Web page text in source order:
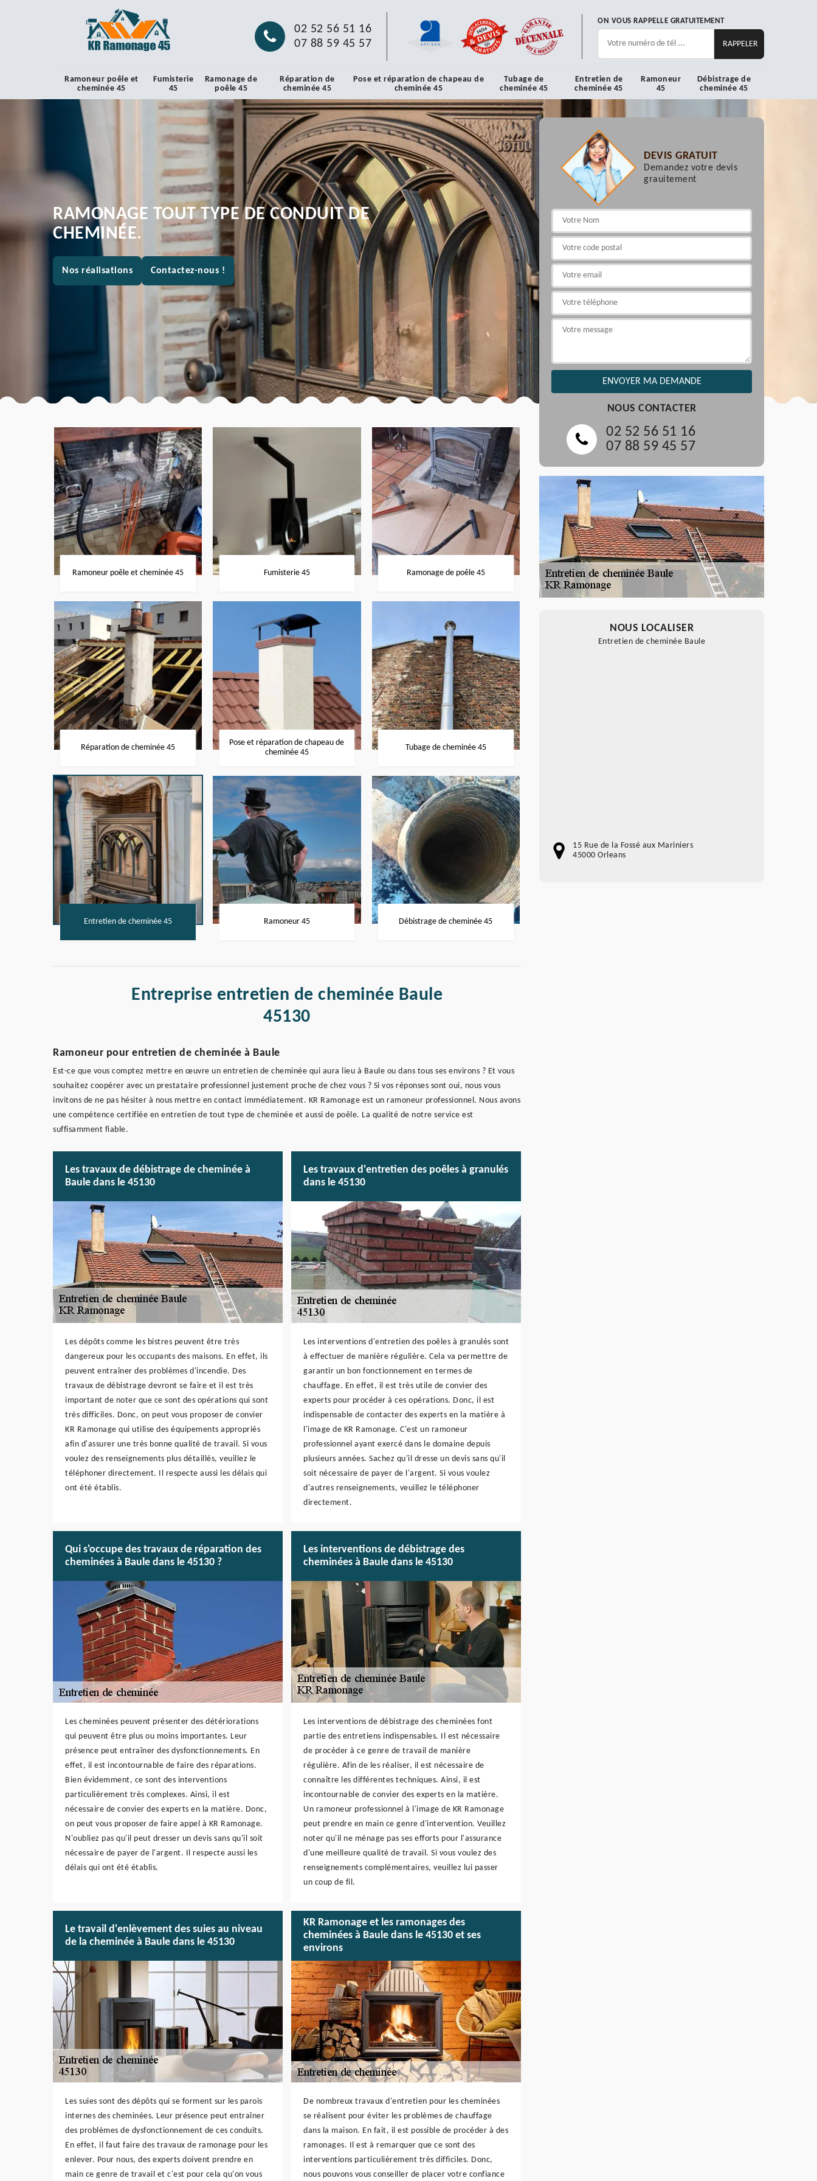
02 52 56 51 16
07 88 59 45 57
ON VOUS RAPPELLE GRATUITEMENT
Ramoneur poêle et
cheminée 45
Fumisterie
45
Ramonage de
poêle 45
Réparation de
cheminée 45
Pose et réparation de chapeau de
cheminée 45
Tubage de
cheminée 45
Entretien de
cheminée 45
Ramoneur
45
Débistrage de
cheminée 45
RAMONAGE TOUT TYPE DE CONDUIT DE
CHEMINÉE.
Nos réalisations Contactez-nous !
Ramoneur poêle et cheminée 45 Fumisterie 45 Ramonage de poêle 45
Réparation de cheminée 45
Pose et réparation de chapeau de
cheminée 45
Tubage de cheminée 45
Entretien de cheminée 45 Ramoneur 45 Débistrage de cheminée 45
Entreprise entretien de cheminée Baule
45130
Ramoneur pour entretien de cheminée à Baule
Est-ce que vous comptez mettre en œuvre un entretien de cheminée qui aura lieu à Baule ou dans tous ses environs ? Et vous
souhaitez coopérer avec un prestataire professionnel justement proche de chez vous ? Si vos réponses sont oui, nous vous
invitons de ne pas hésiter à nous mettre en contact immédiatement. KR Ramonage est un ramoneur professionnel. Nous avons
une compétence certifiée en entretien de tout type de cheminée et aussi de poêle. La qualité de notre service est
suffisamment fiable.
Les travaux de débistrage de cheminée à
Baule dans le 45130
Les dépôts comme les bistres peuvent être très
dangereux pour les occupants des maisons. En effet, ils
peuvent entraîner des problèmes d'incendie. Des
travaux de débistrage devront se faire et il est très
important de noter que ce sont des opérations qui sont
très difficiles. Donc, on peut vous proposer de convier
KR Ramonage qui utilise des équipements appropriés
afin d'assurer une très bonne qualité de travail. Si vous
voulez des renseignements plus détaillés, veuillez le
téléphoner directement. Il respecte aussi les délais qui
ont été établis.
Les travaux d'entretien des poêles à granulés
dans le 45130
Les interventions d'entretien des poêles à granulés sont
à effectuer de manière régulière. Cela va permettre de
garantir un bon fonctionnement en termes de
chauffage. En effet, il est très utile de convier des
experts pour procéder à ces opérations. Donc, il est
indispensable de contacter des experts en la matière à
l'image de KR Ramonage. C'est un ramoneur
professionnel ayant exercé dans le domaine depuis
plusieurs années. Sachez qu'il dresse un devis sans qu'il
soit nécessaire de payer de l'argent. Si vous voulez
d'autres renseignements, veuillez le téléphoner
directement.
Qui s'occupe des travaux de réparation des
cheminées à Baule dans le 45130 ?
Les cheminées peuvent présenter des détériorations
qui peuvent être plus ou moins importantes. Leur
présence peut entraîner des dysfonctionnements. En
effet, il est incontournable de faire des réparations.
Bien évidemment, ce sont des interventions
particulièrement très complexes. Ainsi, il est
nécessaire de convier des experts en la matière. Donc,
on peut vous proposer de faire appel à KR Ramonage.
N'oubliez pas qu'il peut dresser un devis sans qu'il soit
nécessaire de payer de l'argent. Il respecte aussi les
délais qui ont été établis.
Les interventions de débistrage des
cheminées à Baule dans le 45130
Les interventions de débistrage des cheminées font
partie des entretiens indispensables. Il est nécessaire
de procéder à ce genre de travail de manière
régulière. Afin de les réaliser, il est nécessaire de
connaître les différentes techniques. Ainsi, il est
incontournable de convier des experts en la matière.
Un ramoneur professionnel à l'image de KR Ramonage
peut prendre en main ce genre d'intervention. Veuillez
noter qu'il ne ménage pas ses efforts pour l'assurance
d'une meilleure qualité de travail. Si vous voulez des
renseignements complémentaires, veuillez lui passer
un coup de fil.
Le travail d'enlèvement des suies au niveau
de la cheminée à Baule dans le 45130
Les suies sont des dépôts qui se forment sur les parois
internes des cheminées. Leur présence peut entraîner
des problèmes de dysfonctionnement de ces conduits.
En effet, il faut faire des travaux de ramonage pour les
enlever. Pour nous, des experts doivent prendre en
main ce genre de travail et c'est pour cela qu'on vous
KR Ramonage et les ramonages des
cheminées à Baule dans le 45130 et ses
environs
De nombreux travaux d'entretien pour les cheminées
se réalisent pour éviter les problèmes de chauffage
dans la maison. En fait, il est possible de procéder à des
ramonages. Il est à remarquer que ce sont des
interventions particulièrement très difficiles. Donc,
nous pouvons vous conseiller de placer votre confiance
DEVIS GRATUIT
Demandez votre devis
grauitement
NOUS CONTACTER
02 52 56 51 16
07 88 59 45 57
NOUS LOCALISER
Entretien de cheminée Baule
15 Rue de la Fossé aux Mariniers
45000 Orleans